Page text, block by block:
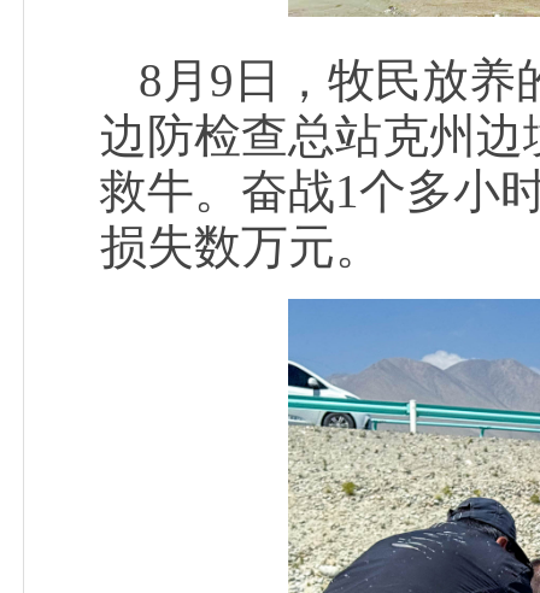
8 月 9 日，牧民放养
边防检查总站克州
救牛。 奋战1个多小
损失数万元。